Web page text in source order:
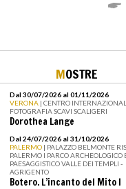
MOSTRE
Dal 30/07/2026 al 01/11/2026
VERONA | CENTRO
FOTOGRAFIA SCAVI SCALIGERI
Dorothea Lange
Dal 24/07/2026 al 31/10/2026
PALERMO | PALAZZO BELMONTE
PALERMO I PARCO ARCHEOLOGICO
PAESAGGISTICO VALLE DEI TEMPLI -
AGRIGENTO
Botero. L’incanto del Mito I